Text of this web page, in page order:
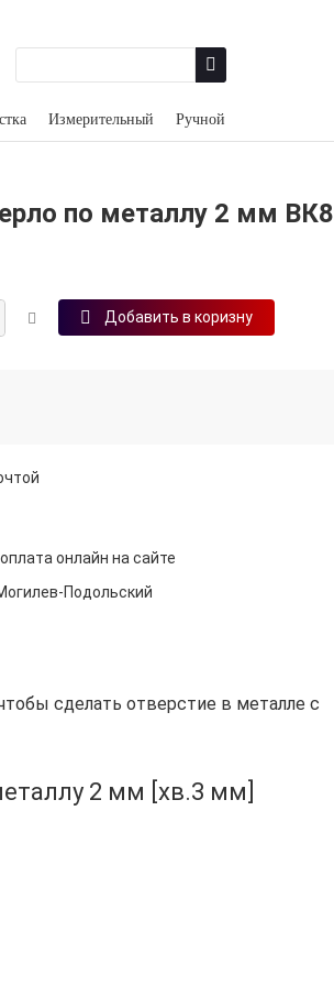
Измерительный Ручной
по металлу 2 мм ВК8
Добавить в коризну
онлайн на сайте
Подольский
сделать отверстие в металле с
2 мм [хв.3 мм]